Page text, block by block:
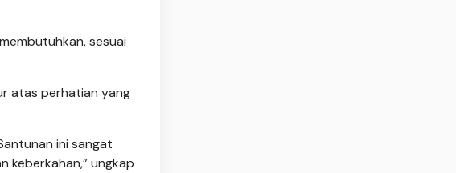
sesuai
atas perhatian yang
ini sangat
keberkahan,” ungkap